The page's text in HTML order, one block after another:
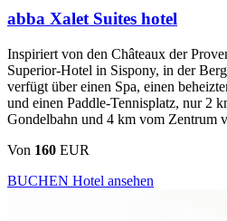
abba Xalet Suites hotel
Inspiriert von den Châteaux der
Superior-Hotel in Sispony, in der
verfügt über einen Spa, einen
und einen Paddle-Tennisplatz, nur 2
Gondelbahn und 4 km vom Zentrum
Von 160 EUR
BUCHEN Hotel ansehen